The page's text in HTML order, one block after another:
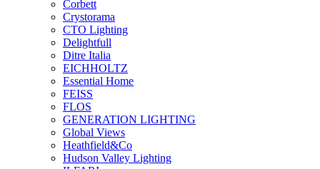
Corbett
Crystorama
CTO Lighting
Delightfull
Ditre Italia
EICHHOLTZ
Essential Home
FEISS
FLOS
GENERATION LIGHTING
Global Views
Heathfield&Co
Hudson Valley Lighting